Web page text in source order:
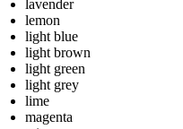
lavender
lemon
light blue
light brown
light green
light grey
lime
magenta